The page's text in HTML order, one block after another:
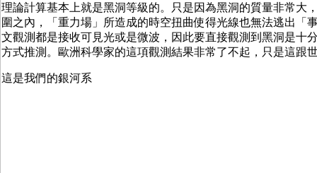
理論計算基本上就是黑洞等級的。只是因為黑洞的質量非常大
圍之內，「重力場」所造成的時空扭曲使得光線也無法逃出「
文觀測都是接收可見光或是微波，因此要直接觀測到黑洞是十
方式推測。歐洲科學家的這項觀測結果非常了不起，只是這跟
這是我們的銀河系